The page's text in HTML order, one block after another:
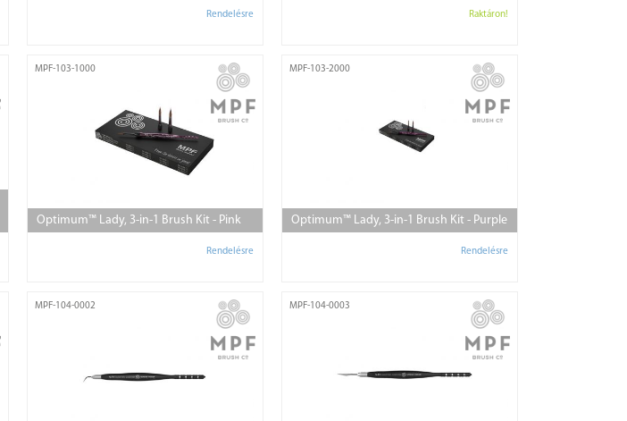
Rendelésre Raktáron!
MPF-103-1000
Optimum™ Lady, 3-in-1 Brush Kit - Pink
Rendelésre
MPF-103-2000
Optimum™ Lady, 3-in-1 Brush Kit - Purple
Rendelésre
MPF-104-0002 MPF-104-0003